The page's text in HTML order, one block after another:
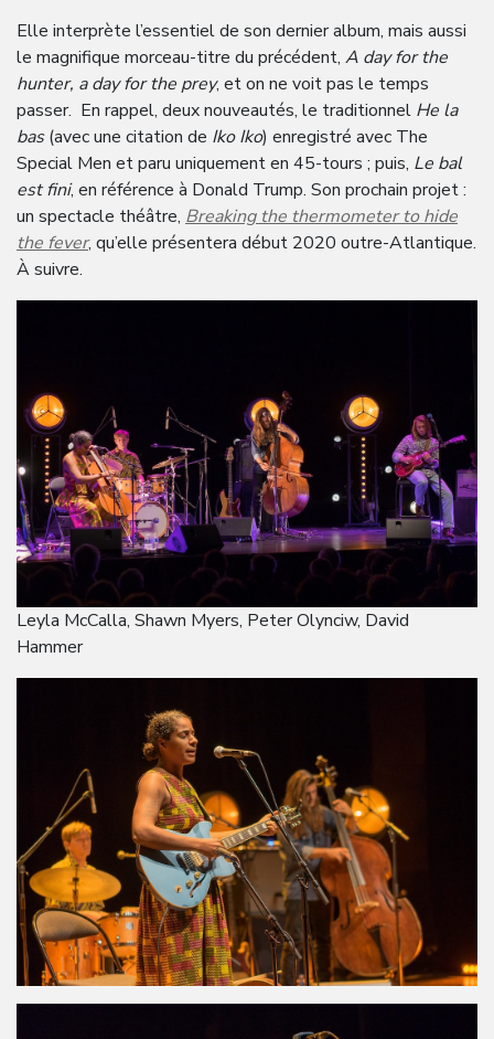
Elle interprète l’essentiel de son dernier album, mais aussi
le magnifique morceau-titre du précédent, A day for the
hunter, a day for the prey, et on ne voit pas le temps
passer. En rappel, deux nouveautés, le traditionnel He la
bas(avec une citation de Iko Iko) enregistré avec The
Special Men et paru uniquement en 45-tours ; puis, Le bal
est fini, en référence à Donald Trump. Son prochain projet :
un spectacle théâtre, Breaking the thermometer to hide
the fever, qu’elle présentera début 2020 outre-Atlantique.
À suivre.
Leyla McCalla, Shawn Myers, Peter Olynciw, David
Hammer